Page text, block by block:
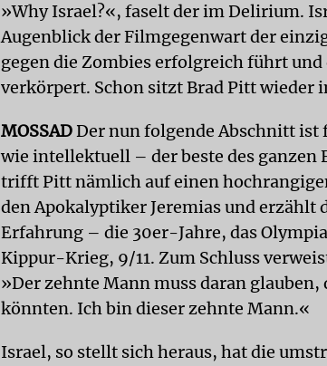
»Why Israel?«, faselt der im Delirium.
Augenblick der Filmgegenwart der
gegen die Zombies erfolgreich führt
verkörpert. Schon sitzt Brad Pitt wieder
MOSSADDer nun folgende Abschnitt
wie intellektuell – der beste des ganzen
trifft Pitt nämlich auf einen
den Apokalyptiker Jeremias und erzählt
Erfahrung – die 30er-Jahre, das
Kippur-Krieg, 9/11. Zum Schluss
»Der zehnte Mann muss daran glauben,
könnten. Ich bin dieser zehnte Mann.«
Israel, so stellt sich heraus, hat die